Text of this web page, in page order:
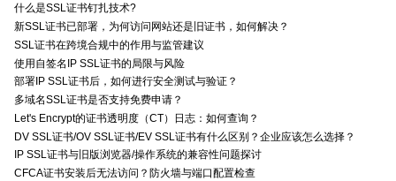
什么是SSL证书钉扎技术?
新SSL证书已部署，为何访问网站还是旧证书，如何解决？
SSL证书在跨境合规中的作用与监管建议
使用自签名IP SSL证书的局限与风险
部署IP SSL证书后，如何进行安全测试与验证？
多域名SSL证书是否支持免费申请？
Let's Encrypt的证书透明度（CT）日志：如何查询？
DV SSL证书/OV SSL证书/EV SSL证书有什么区别？企业应该怎么选择？
IP SSL证书与旧版浏览器/操作系统的兼容性问题探讨
CFCA证书安装后无法访问？防火墙与端口配置检查